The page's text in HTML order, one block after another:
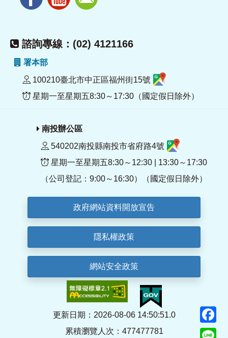
諮詢專線：(02) 4121166
署本部
100210臺北市中正區福州街15號
星期一至星期五8:30～17:30（國定假日除外）
南投辦公區
540202南投縣南投市省府路4號
星期一至星期五8:30～12:30 | 13:30～17:30
（公司登記：9:00～16:30）（國定假日除外）
政府網站資料開放宣告
隱私權政策
網站安全政策
更新日期：2026-08-06 14:50:51.0
累積瀏覽人次：477477781